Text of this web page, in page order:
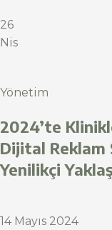
26
Nis
Yönetim
2024’te
Dijital Reklam
Yenilikçi
14 Mayıs 2024